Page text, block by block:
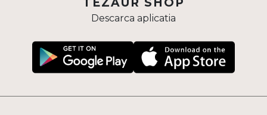
Descarca aplicatia